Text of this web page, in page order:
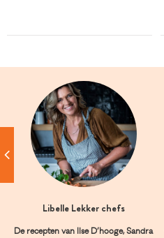
Libelle Lekker chefs
De recepten van Ilse D’hooge, Sandra